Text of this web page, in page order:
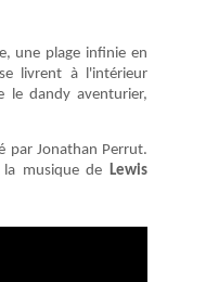
une plage infinie en
livrent à l'intérieur
le dandy aventurier,
par Jonathan Perrut.
musique de Lewis